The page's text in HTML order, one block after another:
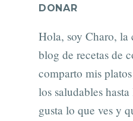
DONAR
Hola, soy Charo, la
blog de recetas de
comparto mis
los saludables
gusta lo que ves y